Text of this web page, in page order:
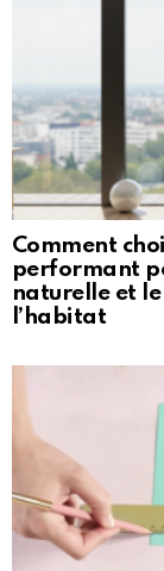
Comment
performant
naturelle et
l’habitat